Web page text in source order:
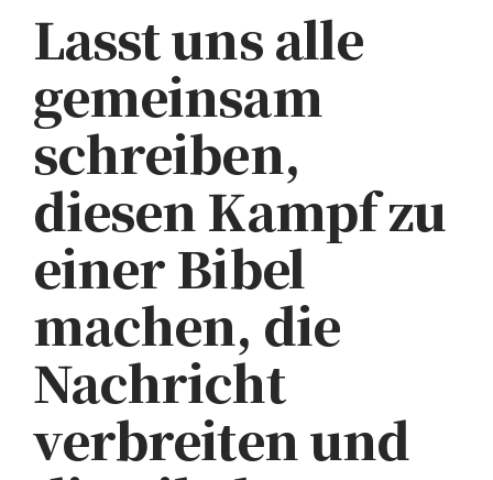
Lasst uns alle
gemeinsam
schreiben,
diesen Kampf zu
einer Bibel
machen, die
Nachricht
verbreiten und